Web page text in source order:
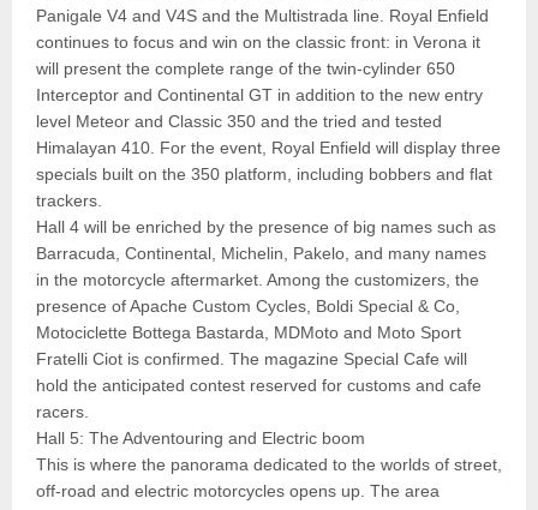
Panigale V4 and V4S and the Multistrada line. Royal Enfield
continues to focus and win on the classic front: in Verona it
will present the complete range of the twin-cylinder 650
Interceptor and Continental GT in addition to the new entry
level Meteor and Classic 350 and the tried and tested
Himalayan 410. For the event, Royal Enfield will display three
specials built on the 350 platform, including bobbers and flat
trackers.
Hall 4 will be enriched by the presence of big names such as
Barracuda, Continental, Michelin, Pakelo, and many names
in the motorcycle aftermarket. Among the customizers, the
presence of Apache Custom Cycles, Boldi Special & Co,
Motociclette Bottega Bastarda, MDMoto and Moto Sport
Fratelli Ciot is confirmed. The magazine Special Cafe will
hold the anticipated contest reserved for customs and cafe
racers.
Hall 5: The Adventouring and Electric boom
This is where the panorama dedicated to the worlds of street,
off-road and electric motorcycles opens up. The area